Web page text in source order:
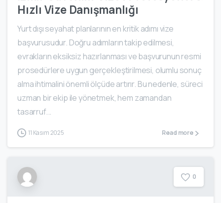
Hızlı Vize Danışmanlığı
Yurt dışı seyahat planlarının en kritik adımı vize
başvurusudur. Doğru adımların takip edilmesi,
evrakların eksiksiz hazırlanması ve başvurunun resmi
prosedürlere uygun gerçekleştirilmesi, olumlu sonuç
alma ihtimalini önemli ölçüde artırır. Bu nedenle, süreci
uzman bir ekip ile yönetmek, hem zamandan
tasarruf...
11 Kasım 2025 Read more
0